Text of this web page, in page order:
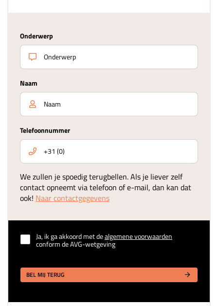
Onderwerp
Naam
Telefoonnummer
We zullen je spoedig terugbellen. Als je liever zelf
contact opneemt via telefoon of e-mail, dan kan dat
ook! Naar contactgegevens
Ja, ik ga akkoord met dealgemene voorwaarden
conform de AVG-wetgeving
BEL MIJ TERUG